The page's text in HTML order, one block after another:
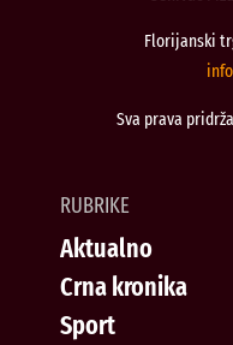
Florijanski
Sva prava
RUBRIKE
Aktualno
Crna kronika
Sport